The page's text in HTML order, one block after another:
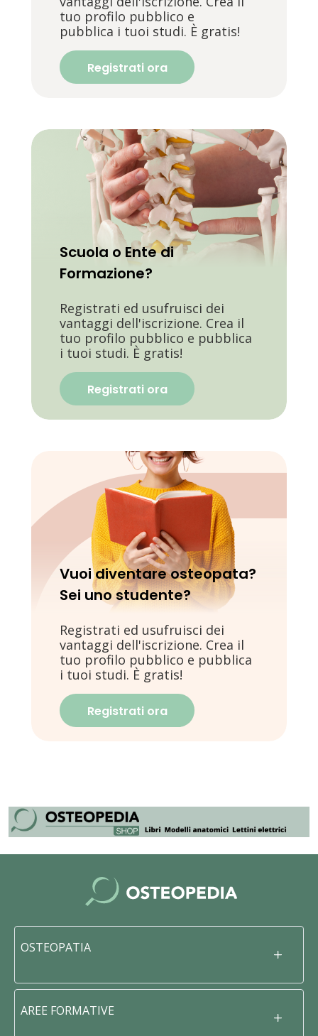
tuo profilo pubblico e
pubblica i tuoi studi. È gratis!
Registrati ora
Scuola o Ente di
Formazione?
Registrati ed usufruisci dei
vantaggi dell'iscrizione. Crea il
tuo profilo pubblico e pubblica
i tuoi studi. È gratis!
Registrati ora
Vuoi diventare osteopata?
Sei uno studente?
Registrati ed usufruisci dei
vantaggi dell'iscrizione. Crea il
tuo profilo pubblico e pubblica
i tuoi studi. È gratis!
Registrati ora
OSTEOPATIA
AREE FORMATIVE